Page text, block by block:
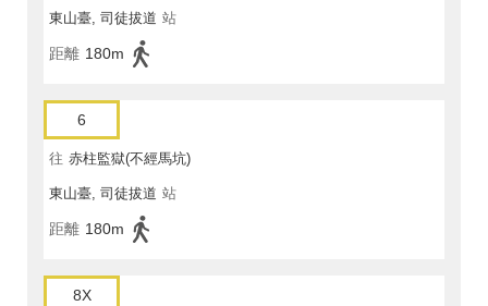
東山臺, 司徒拔道 站
距離 180m
6
往 赤柱監獄(不經馬坑)
東山臺, 司徒拔道 站
距離 180m
8X